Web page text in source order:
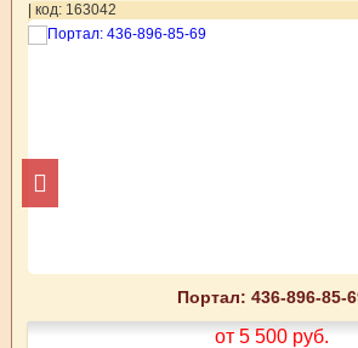
| код: 163042
Портал: 436-896-85-
от 5 500 руб.